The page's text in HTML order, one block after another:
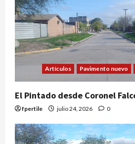
Artículos Pavimento nuevo
El Pintado desde Coronel
fpertile julio 24, 2026 0